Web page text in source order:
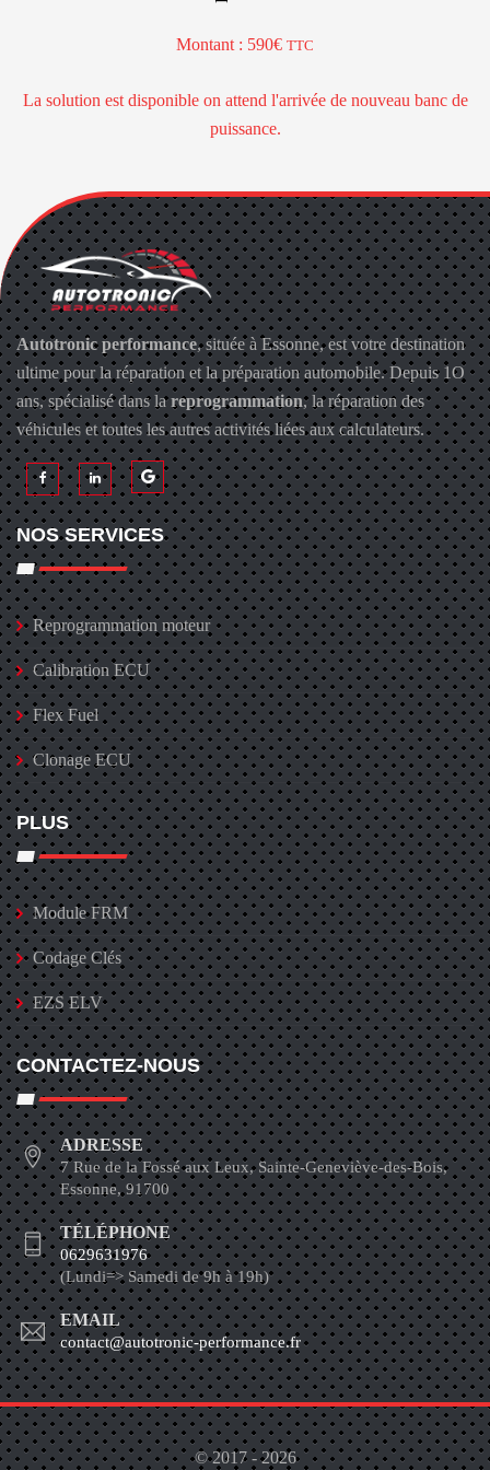
Montant : 590€ TTC
La solution est disponible on attend l'arrivée de nouveau banc de
puissance.
Autotronic performance, située à Essonne, est votre destination
ultime pour la réparation et la préparation automobile. Depuis 1O
ans, spécialisé dans lareprogrammation, la réparation des
véhicules et toutes les autres activités liées aux calculateurs.
NOS SERVICES
Reprogrammation moteur
Calibration ECU
Flex Fuel
Clonage ECU
PLUS
Module FRM
Codage Clés
EZS ELV
CONTACTEZ-NOUS
ADRESSE
7 Rue de la Fossé aux Leux, Sainte-Geneviève-des-Bois,
Essonne, 91700
TÉLÉPHONE
0629631976
(Lundi=> Samedi de 9h à 19h)
EMAIL
contact@autotronic-performance.fr
© 2017 - 2026